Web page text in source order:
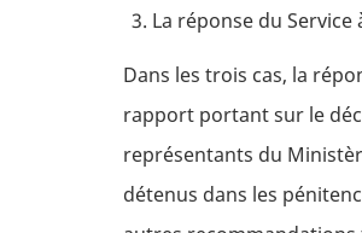
La réponse du
Dans les trois cas, la
rapport portant sur le
représentants du
détenus dans les